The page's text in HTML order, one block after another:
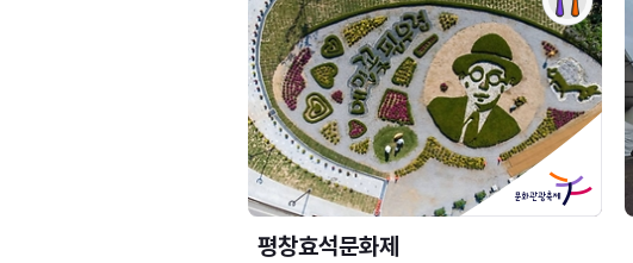
평창효석문화제